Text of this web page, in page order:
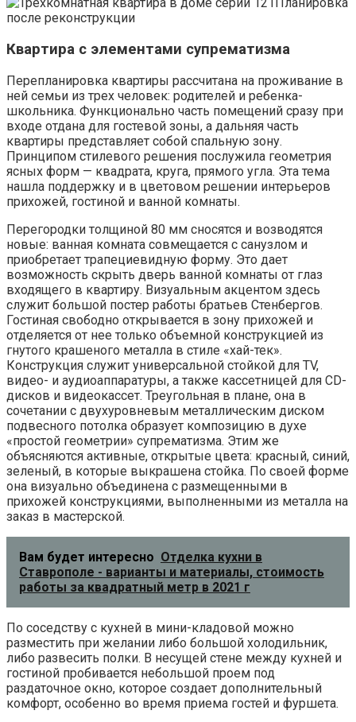
после реконструкции
Квартира с элементами супрематизма
Перепланировка квартиры рассчитана на проживание в
ней семьи из трех человек: родителей и ребенка-
школьника. Функционально часть помещений сразу при
входе отдана для гостевой зоны, а дальняя часть
квартиры представляет собой спальную зону.
Принципом стилевого решения послужила геометрия
ясных форм — квадрата, круга, прямого угла. Эта тема
нашла поддержку и в цветовом решении интерьеров
прихожей, гостиной и ванной комнаты.
Перегородки толщиной 80 мм сносятся и возводятся
новые: ванная комната совмещается с санузлом и
приобретает трапециевидную форму. Это дает
возможность скрыть дверь ванной комнаты от глаз
входящего в квартиру. Визуальным акцентом здесь
служит большой постер работы братьев Стенбергов.
Гостиная свободно открывается в зону прихожей и
отделяется от нее только объемной конструкцией из
гнутого крашеного металла в стиле «хай-тек».
Конструкция служит универсальной стойкой для TV,
видео- и аудиоаппаратуры, а также кассетницей для CD-
дисков и видеокассет. Треугольная в плане, она в
сочетании с двухуровневым металлическим диском
подвесного потолка образует композицию в духе
«простой геометрии» супрематизма. Этим же
объясняются активные, открытые цвета: красный, синий,
зеленый, в которые выкрашена стойка. По своей форме
она визуально объединена с размещенными в
прихожей конструкциями, выполненными из металла на
заказ в мастерской.
Вам будет интересно Отделка кухни в
Ставрополе - варианты и материалы, стоимость
работы за квадратный метр в 2021 г
По соседству с кухней в мини-кладовой можно
разместить при желании либо большой холодильник,
либо развесить полки. В несущей стене между кухней и
гостиной пробивается небольшой проем под
раздаточное окно, которое создает дополнительный
комфорт, особенно во время приема гостей и фуршета.